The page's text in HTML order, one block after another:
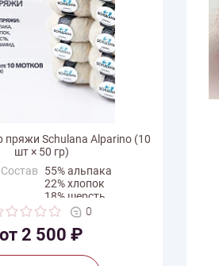
Schulana Alparino (10
шт × 50 гр)
от 2 500 ₽
Состав
55% альпака
22% хлопок
18% шерсть
5% полиамид
Schulana
0